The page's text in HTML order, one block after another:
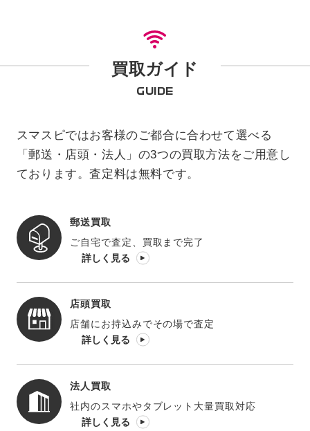
買取ガイド
GUIDE
スマスピではお客様のご都合に合わせて選べる
「郵送・店頭・法人」の3つの買取方法をご用意し
ております。査定料は無料です。
郵送買取
ご自宅で査定、買取まで完了
詳しく見る
店頭買取
店舗にお持込みでその場で査定
詳しく見る
法人買取
社内のスマホやタブレット大量買取対応
詳しく見る